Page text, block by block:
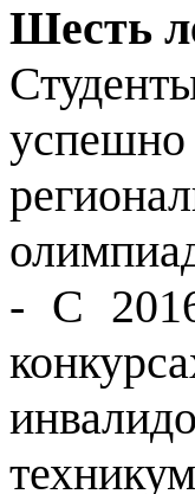
Шесть
успешно
- С